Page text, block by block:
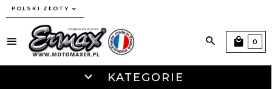
currency_h
POLSKI ZŁOTY
KATEGORIE
0